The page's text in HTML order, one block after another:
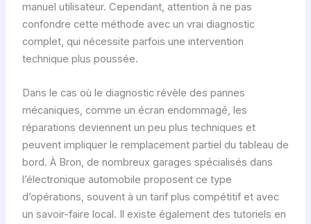
manuel utilisateur. Cependant, attention à ne pas
confondre cette méthode avec un vrai diagnostic
complet, qui nécessite parfois une intervention
technique plus poussée.
Dans le cas où le diagnostic révèle des pannes
mécaniques, comme un écran endommagé, les
réparations deviennent un peu plus techniques et
peuvent impliquer le remplacement partiel du tableau de
bord. À Bron, de nombreux garages spécialisés dans
l’électronique automobile proposent ce type
d’opérations, souvent à un tarif plus compétitif et avec
un savoir-faire local. Il existe également des tutoriels en